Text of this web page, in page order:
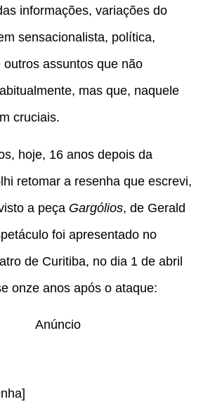
informações, variações do
sensacionalista, política,
outros assuntos que não
mas que, naquele
cruciais.
hoje, 16 anos depois da
retomar a resenha que escrevi,
a peça Gargólios, de Gerald
foi apresentado no
de Curitiba, no dia 1 de abril
onze anos após o ataque:
Anúncio